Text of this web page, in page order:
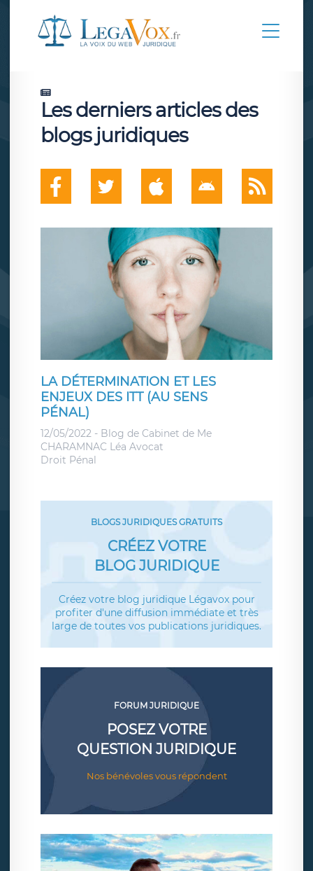
Les derniers articles des
blogs juridiques
LA DÉTERMINATION ET LES
ENJEUX DES ITT (AU SENS
PÉNAL)
12/05/2022 - Blog de Cabinet de Me
CHARAMNAC Léa Avocat
Droit Pénal
BLOGS JURIDIQUES GRATUITS
CRÉEZ VOTRE
BLOG JURIDIQUE
Créez votre blog juridique Légavox pour
profiter d'une diffusion immédiate et très
large de toutes vos publications juridiques.
FORUM JURIDIQUE
POSEZ VOTRE
QUESTION JURIDIQUE
Nos bénévoles vous répondent